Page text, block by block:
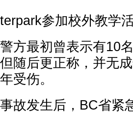
terpark参加校外教学
警方最初曾表示有10
但随后更正称，并无
年受伤。
事故发生后，BC省紧